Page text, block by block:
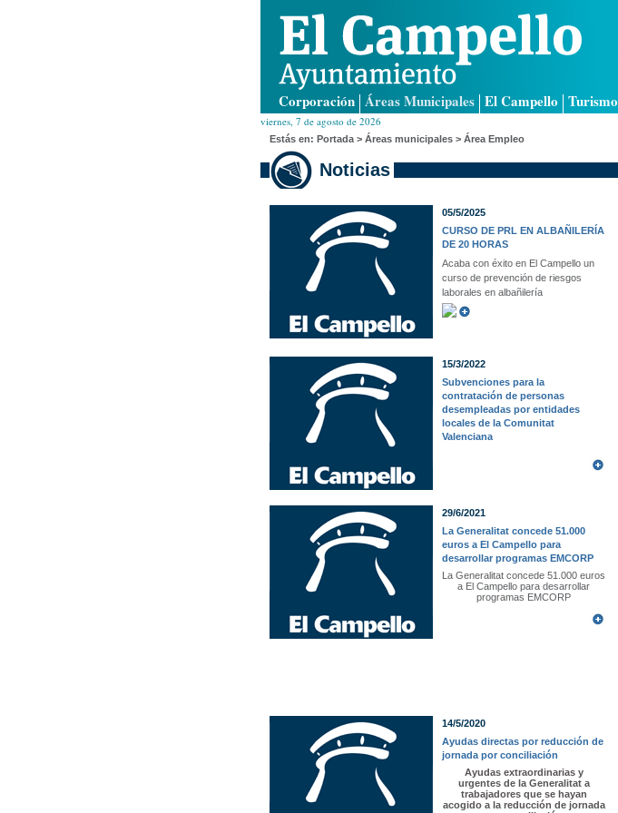
Corporación Áreas Municipales El Campello Turismo
viernes, 7 de agosto de 2026
Estás en: Portada > Áreas municipales > Área Empleo
Noticias
05/5/2025
CURSO DE PRL EN ALBAÑILERÍA
DE 20 HORAS
Acaba con éxito en El Campello un
curso de prevención de riesgos
laborales en albañilería
15/3/2022
Subvenciones para la
contratación de personas
desempleadas por entidades
locales de la Comunitat
Valenciana
29/6/2021
La Generalitat concede 51.000
euros a El Campello para
desarrollar programas EMCORP
La Generalitat concede 51.000 euros
a El Campello para desarrollar
programas EMCORP
14/5/2020
Ayudas directas por reducción de
jornada por conciliación
Ayudas extraordinarias y
urgentes de la Generalitat a
trabajadores que se hayan
acogido a la reducción de jornada